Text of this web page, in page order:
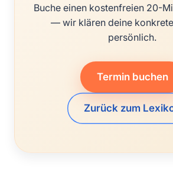
Buche einen kostenfreien 20-
— wir klären deine
persönlich.
Termin buchen
Zurück zum